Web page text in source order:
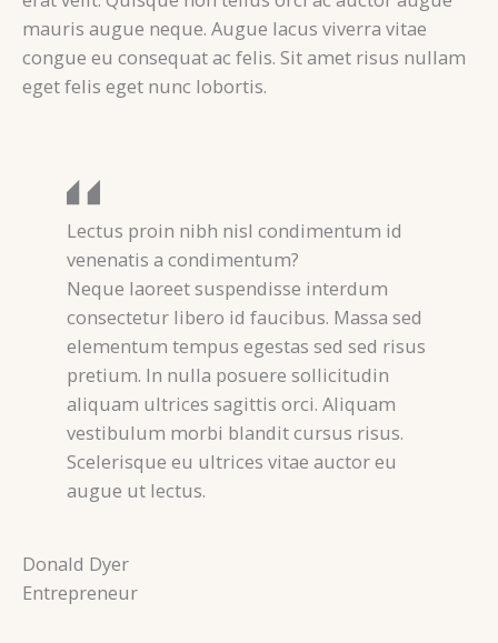
mauris augue neque. Augue lacus viverra vitae
congue eu consequat ac felis. Sit amet risus nullam
eget felis eget nunc lobortis.
Lectus proin nibh nisl condimentum id
venenatis a condimentum?
Neque laoreet suspendisse interdum
consectetur libero id faucibus. Massa sed
elementum tempus egestas sed sed risus
pretium. In nulla posuere sollicitudin
aliquam ultrices sagittis orci. Aliquam
vestibulum morbi blandit cursus risus.
Scelerisque eu ultrices vitae auctor eu
augue ut lectus.
Donald Dyer
Entrepreneur